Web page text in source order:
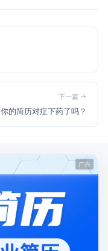
下一篇
你的简历对症下药了吗？